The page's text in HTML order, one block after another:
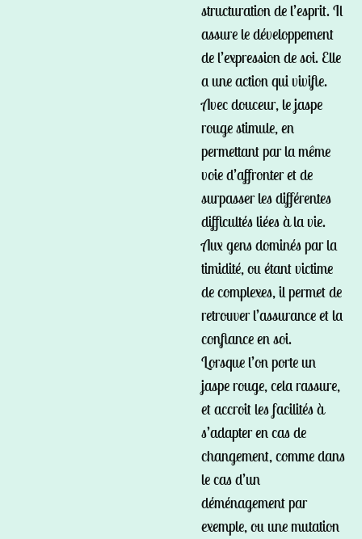
structuration de l’esprit. Il
assure le développement
de l’expression de soi. Elle
a une action qui vivifie.
Avec douceur, le jaspe
rouge stimule, en
permettant par la même
voie d’affronter et de
surpasser les différentes
difficultés liées à la vie.
Aux gens dominés par la
timidité, ou étant victime
de complexes, il permet de
retrouver l’assurance et la
confiance en soi.
Lorsque l’on porte un
jaspe rouge, cela rassure,
et accroit les facilités à
s’adapter en cas de
changement, comme dans
le cas d’un
déménagement par
exemple, ou une mutation